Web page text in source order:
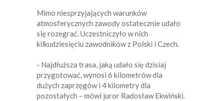
Mimo niesprzyjających warunków
atmosferycznych zawody ostatecznie udało
się rozegrać. Uczestniczyło w nich
kilkudziesięciu zawodników z Polski i Czech.
- Najdłuższa trasa, jaką udało się dzisiaj
przygotować, wynosi 6 kilometrów dla
dużych zaprzęgów i 4 kilometry dla
pozostałych – mówi juror Radosław Ekwiński.